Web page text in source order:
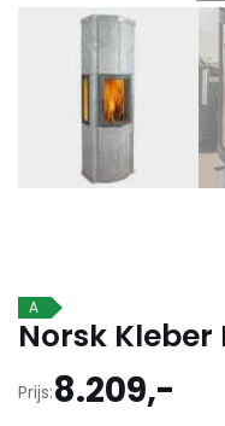
A
Norsk
Prijs:8.209,-